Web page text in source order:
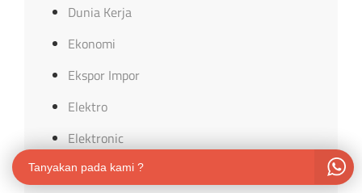
Dunia Kerja
Ekonomi
Ekspor Impor
Elektro
Elektronic
emosional
Tanyakan pada kami ?